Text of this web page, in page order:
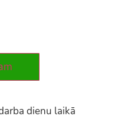
dienu laikā